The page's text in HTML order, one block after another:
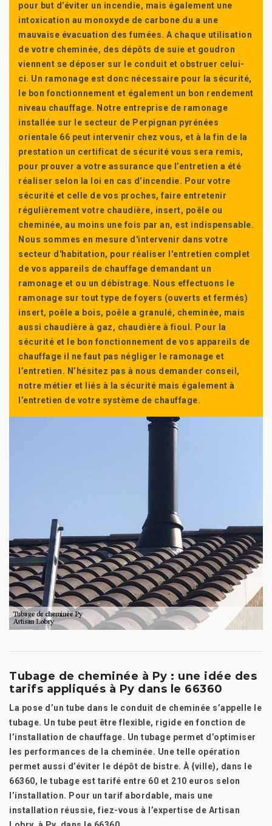
pour but d’éviter un incendie, mais également une
intoxication au monoxyde de carbone du a une
mauvaise évacuation des fumées. A chaque utilisation
de votre cheminée, des dépôts de suie et goudron
viennent se déposer sur le conduit et obstruer celui-
ci. Un ramonage est donc nécessaire pour la sécurité,
le bon fonctionnement et également un bon rendement
niveau chauffage. Notre entreprise de ramonage
installée sur le secteur de Perpignan pyrénées
orientale 66 peut intervenir chez vous, et à la fin de la
prestation un certificat de sécurité vous sera remis,
pour prouver a votre assurance que l’entretien a été
réaliser selon la loi en cas d’incendie. Pour votre
sécurité et celle de vos proches, faire entretenir
régulièrement votre chaudière, insert, poêle ou
cheminée, au moins une fois par an, est indispensable.
Nous sommes en mesure d'intervenir dans votre
secteur d'habitation, pour réaliser l'entretien complet
de vos appareils de chauffage demandant un
ramonage et ou un débistrage. Nous effectuons le
ramonage sur tout type de foyers (ouverts et fermés)
insert, poêle a bois, poêle a granulé, cheminée, mais
aussi chaudière à gaz, chaudière à fioul. Pour la
sécurité et le bon fonctionnement de vos appareils de
chauffage il ne faut pas négliger le ramonage et
l’entretien. N’hésitez pas à nous demander conseil,
notre métier et liés à la sécurité mais également à
l’entretien de votre système de chauffage.
Tubage de cheminée à Py : une idée des
tarifs appliqués à Py dans le 66360
La pose d’un tube dans le conduit de cheminée s’appelle le
tubage. Un tube peut être flexible, rigide en fonction de
l’installation de chauffage. Un tubage permet d’optimiser
les performances de la cheminée. Une telle opération
permet aussi d’éviter le dépôt de bistre. À {ville), dans le
66360, le tubage est tarifé entre 60 et 210 euros selon
l’installation. Pour un tarif abordable, mais une
installation réussie, fiez-vous à l’expertise de Artisan